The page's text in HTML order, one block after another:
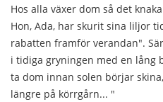
Hos alla växer dom så det
Hon, Ada, har skurit sina liljor
rabatten framför verandan".
i tidiga gryningen med en lång
ta dom innan solen börjar
längre på körrgårn... "